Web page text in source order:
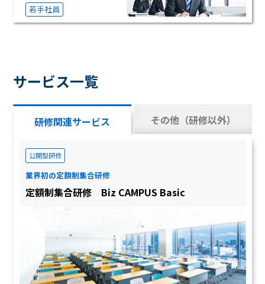
若手社員
サービス一覧
研修関連サービス
公開型研修
業界初の定額制集合研修
定額制集合研修 Biz CAMPUS Basic
その他（研修以外）
サービス